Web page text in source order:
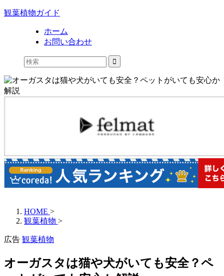
観葉植物ガイド
ホーム
お問い合わせ
HOME >
観葉植物 >
広告 観葉植物
オーガスタは猫や犬がいても安全？ペ